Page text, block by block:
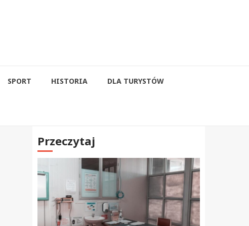
SPORT HISTORIA DLA TURYSTÓW
Przeczytaj